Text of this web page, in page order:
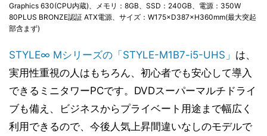
Graphics 630(CPU内蔵)、メモリ：8GB、SSD：240GB、電源：350W
80PLUS BRONZE認証 ATX電源、サイズ：W175×D387×H360mm(最大突起
部含まず)
STYLE∞ Mシリーズの「STYLE-M1B7-i5-UHS」 は、
実用性重視の人はもちろん、初心者でも安心して導入
できるミニタワーPCです。DVDスーパーマルチドライ
ブも備え、ビジネスからプライベート用途まで幅広く
利用できるので、今後人気上昇間違いなしのモデルで